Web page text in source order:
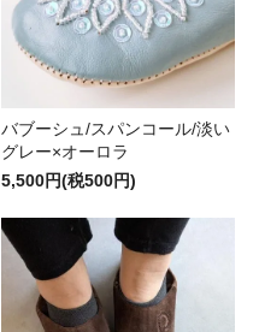
バブーシュ/スパンコール/淡い
グレー×オーロラ
5,500円(税500円)